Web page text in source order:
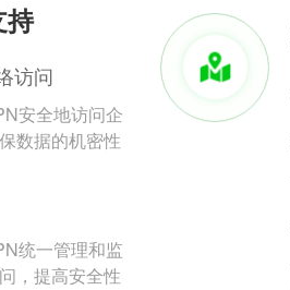
持
访问
安全地访问企
数据的机密性
统一管理和监
，提高安全性